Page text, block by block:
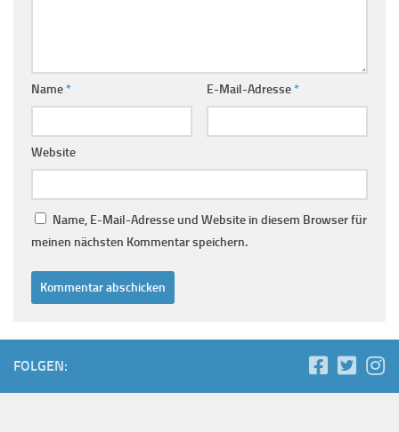
Name* E-Mail-Adresse*
Website
Name, E-Mail-Adresse und Website in diesem Browser für
meinen nächsten Kommentar speichern.
FOLGEN: